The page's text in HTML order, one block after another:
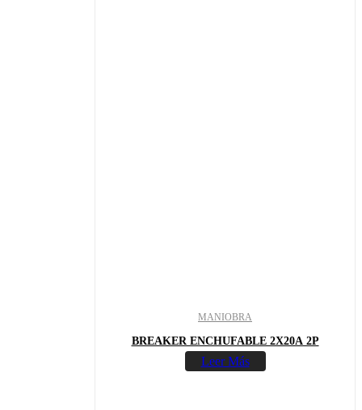
MANIOBRA
BREAKER ENCHUFABLE 2X20A 2P
Leer Más